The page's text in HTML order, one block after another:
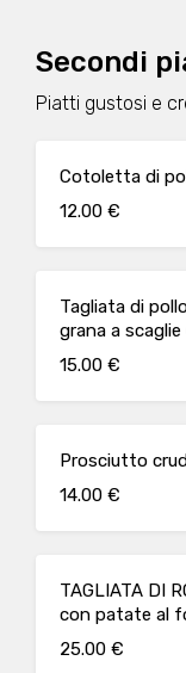
Secondi
Piatti gustosi e
Cotoletta di
12.00 €
Tagliata di
grana a scaglie
15.00 €
Prosciutto
14.00 €
TAGLIATA DI
con patate al
25.00 €